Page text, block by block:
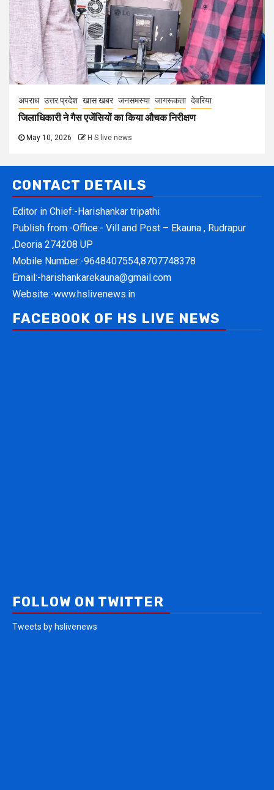
अपराध उत्तर प्रदेश खास खबर जनसमस्या जागरूकता देवरिया
जिलाधिकारी ने गैस एजेंसियों का किया औचक निरीक्षण
May 10, 2026 H S live news
CONTACT DETAILS
Editor in Chief:-Harishankar tripathi
Publish from:-Office:- Vill and Post – Ekauna , Rudrapur
,Deoria 274208 UP
Mobile Number:-9648407554,8707748378
Email:-harishankarekauna@gmail.com
Website:-www.hslivenews.in
FACEBOOK OF HS LIVE NEWS
FOLLOW ON TWITTER
Tweets by hslivenews